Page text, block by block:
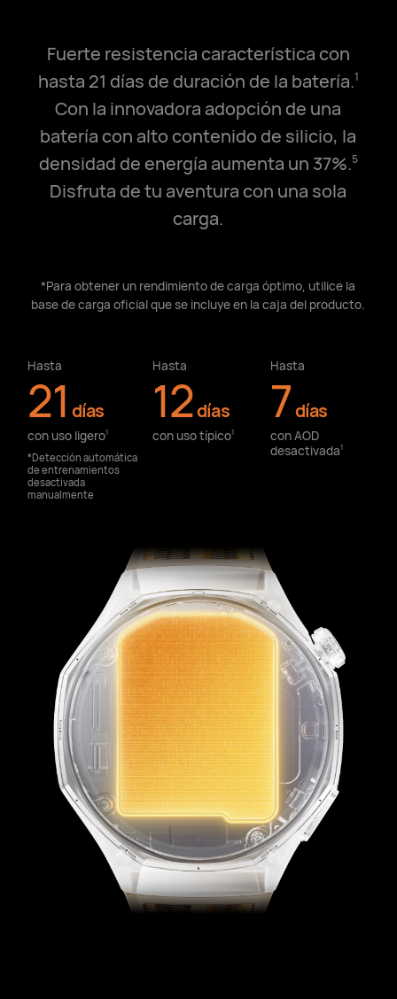
Fuerte resistencia característica con
hasta 21 días de duración de la batería.1
Con la innovadora adopción de una
batería con alto contenido de silicio, la
densidad de energía aumenta un 37%.5
Disfruta de tu aventura con una sola
carga.
*Para obtener un rendimiento de carga óptimo, utilice la
base de carga oficial que se incluye en la caja del producto.
Hasta
21 días
con uso ligero⁠1
*Detección automática
de entrenamientos
desactivada
manualmente
Hasta
12días
con uso típico⁠1
Hasta
7días
con AOD
desactivada⁠1